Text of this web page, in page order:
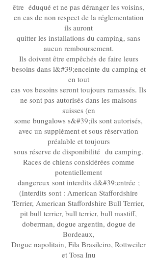
être éduqué et ne pas déranger les voisins,
en cas de non respect de la réglementation
ils auront
quitter les installations du camping, sans
aucun remboursement.
Ils doivent être empêchés de faire leurs
besoins dans l&#39;enceinte du camping et
en tout
cas vos besoins seront toujours ramassés. Ils
ne sont pas autorisés dans les maisons
suisses (en
some bungalows s&#39;ils sont autorisés,
avec un supplément et sous réservation
préalable et toujours
sous réserve de disponibilité du camping.
Races de chiens considérées comme
potentiellement
dangereux sont interdits d&#39;entrée ;
(Interdits sont : American Staffordshire
Terrier, American Staffordshire Bull Terrier,
pit bull terrier, bull terrier, bull mastiff,
doberman, dogue argentin, dogue de
Bordeaux,
Dogue napolitain, Fila Brasileiro, Rottweiler
et Tosa Inu